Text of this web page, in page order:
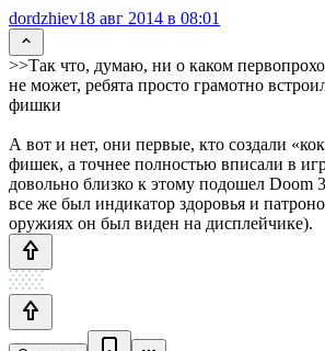
dordzhiev18 авг 2014 в 08:01
>>Так что, думаю, ни о каком
не может, ребята просто грамотно
фишки
А вот и нет, они первые, кто создали
фишек, а точнее полностью вписали в
довольно близко к этому подошел Doom
все же был индикатор здоровья и
оружиях он был виден на дисплейчике).